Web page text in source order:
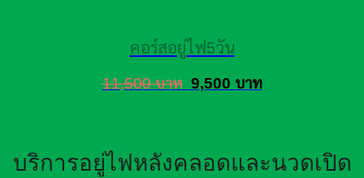
คอร์สอยู่ไฟ5วัน
11,500 บาท 9,500 บาท
บริการอยู่ไฟหลังคลอดและนวดเปิด